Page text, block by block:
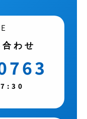
わせ